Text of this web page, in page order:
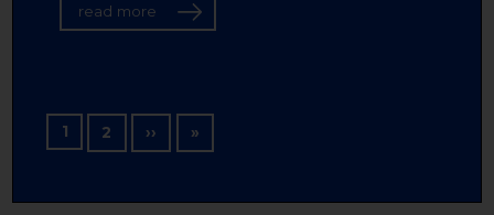
read more
Pagination
1 2 ›› Next page
»Last page